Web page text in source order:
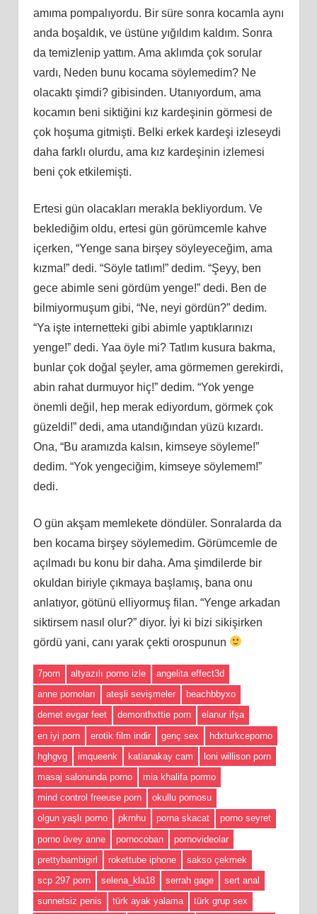
amıma pompalıyordu. Bir süre sonra kocamla aynı
anda boşaldık, ve üstüne yığıldım kaldım. Sonra
da temizlenip yattım. Ama aklımda çok sorular
vardı, Neden bunu kocama söylemedim? Ne
olacaktı şimdi? gibisinden. Utanıyordum, ama
kocamın beni siktiğini kız kardeşinin görmesi de
çok hoşuma gitmişti. Belki erkek kardeşi izleseydi
daha farklı olurdu, ama kız kardeşinin izlemesi
beni çok etkilemişti.
Ertesi gün olacakları merakla bekliyordum. Ve
beklediğim oldu, ertesi gün görümcemle kahve
içerken, “Yenge sana birşey söyleyeceğim, ama
kızma!” dedi. “Söyle tatlım!” dedim. “Şeyy, ben
gece abimle seni gördüm yenge!” dedi. Ben de
bilmiyormuşum gibi, “Ne, neyi gördün?” dedim.
“Ya işte internetteki gibi abimle yaptıklarınızı
yenge!” dedi. Yaa öyle mi? Tatlım kusura bakma,
bunlar çok doğal şeyler, ama görmemen gerekirdi,
abin rahat durmuyor hiç!” dedim. “Yok yenge
önemli değil, hep merak ediyordum, görmek çok
güzeldi!” dedi, ama utandığından yüzü kızardı.
Ona, “Bu aramızda kalsın, kimseye söyleme!”
dedim. “Yok yengeciğim, kimseye söylemem!”
dedi.
O gün akşammemlekete döndüler. Sonralarda da
ben kocama birşey söylemedim. Görümcemle de
açılmadı bu konu bir daha. Ama şimdilerde bir
okuldan biriyle çıkmaya başlamış, bana onu
anlatıyor, götünü elliyormuş filan. “Yenge arkadan
siktirsem nasıl olur?” diyor. İyi ki bizi sikişirken
gördü yani, canı yarak çekti orospunun
7porn altyazılı porno izle
angelita effect3d
anne pornoları
ateşli sevişmeler
beachbbyxo
demet evgar feet
demonthxttie porn
elanur ifşa
en iyi porn
erotik film indir genç sex
hdxturkceporno
hghgvg
imqueenk katianakay cam
loni willison porn
masaj salonunda porno
mia khalifa pormo
mind control freeuse porn
okullu pornosu
olgun yaşlı porno
pkrnhu porna skacat
porno seyret
porno üvey anne
pornocoban
pornovideolar
prettybambigirl
rokettube iphone
sakso çekmek
scp 297 porn
selena_kla18 serrah gage
sert anal
sunnetsiz penis
türk ayak yalama türk grup sex